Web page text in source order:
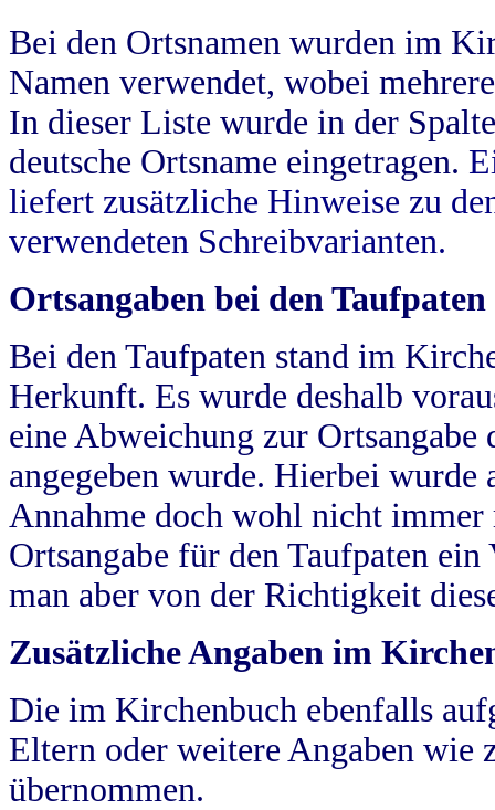
Bei den Ortsnamen wurden im
Namen verwendet, wobei
In dieser Liste wurde in der
deutsche Ortsname eingetragen.
liefert zusätzliche Hinweise zu
verwendeten Schreibvarianten.
Ortsangaben bei den Taufpaten
Bei den Taufpaten stand im
Herkunft. Es wurde deshalb
eine Abweichung zur
angegeben wurde. Hierbei wurde
Annahme doch wohl nicht
Ortsangabe für den Taufpaten
man aber von der Richtigkeit
Zusätzliche Angaben im
Die im Kirchenbuch ebenfalls
Eltern oder weitere Angaben wie
übernommen.